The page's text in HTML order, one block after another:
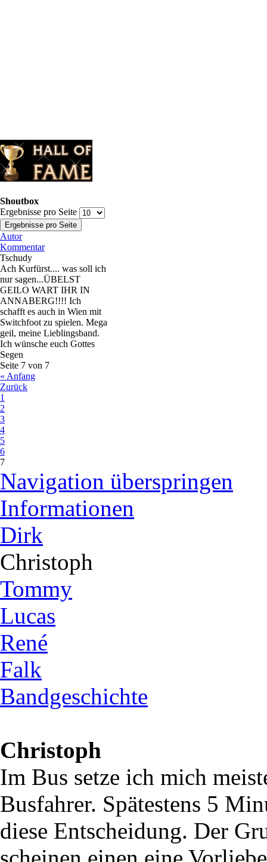
Shoutbox
Ergebnisse pro Seite
Autor
Kommentar
Tschudy
Ach Kurfürst.... was soll ich
nur sagen...ÜBELST
GEILO WART IHR IN
ANNABERG!!!! Ich
schafft es auch in Wien mit
Switchfoot zu spielen. Mega
geil, meine Lieblingsband.
Ich wünsche euch Gottes
Segen
Seite 7 von 7
« Anfang
Zurück
1
2
3
4
5
6
7
Navigation überspringen
Informationen
Dirk
Christoph
Tommy
Lucas
René
Falk
Bandgeschichte
Christoph
Im Bus setze ich mich
Busfahrer. Spätestens 5
diese Entscheidung. Der